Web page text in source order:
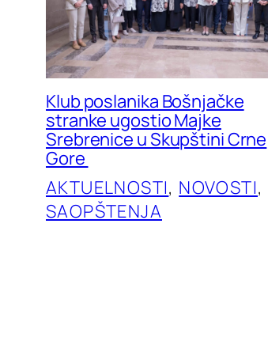
Klub poslanika Bošnjačke
stranke ugostio Majke
Srebrenice u Skupštini Crne
Gore
AKTUELNOSTI, NOVOSTI
SAOPŠTENJA